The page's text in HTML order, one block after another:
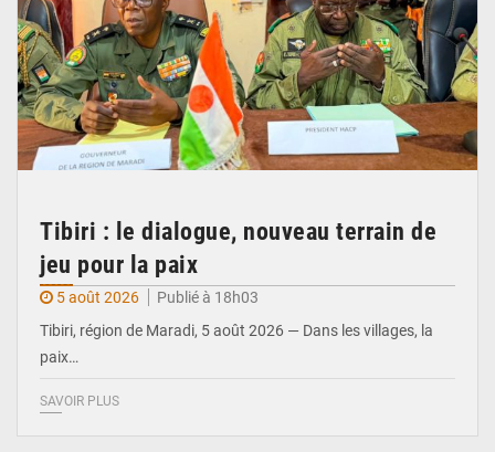
Tibiri : le dialogue, nouveau terrain de
jeu pour la paix
5 août 2026
Publié à 18h03
Tibiri, région de Maradi, 5 août 2026 — Dans les villages, la
paix…
SAVOIR PLUS